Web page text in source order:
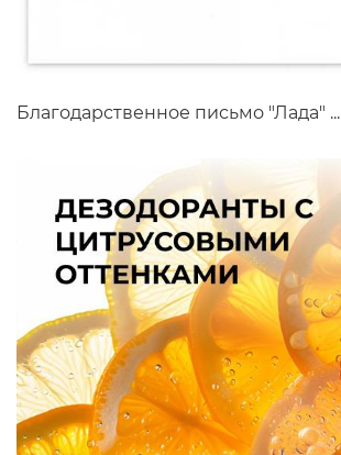
Благодарственное письмо "Лада" ...